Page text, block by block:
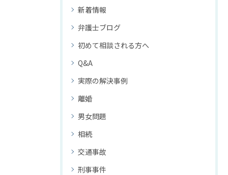
新着情報
弁護士ブログ
初めて相談される方へ
Q&A
実際の解決事例
離婚
男女問題
相続
交通事故
刑事事件